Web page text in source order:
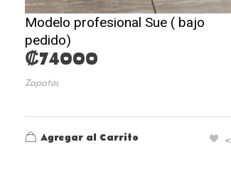
Modelo profesional Sue ( bajo
pedido)
₡74000
Zapatos
Agregar al Carrito